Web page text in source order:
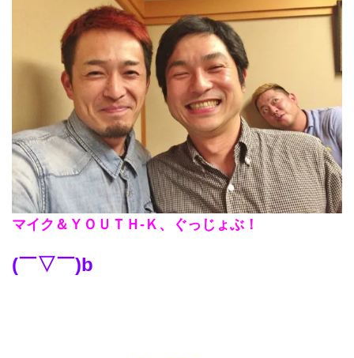
マイク＆ＹＯＵＴＨ-Ｋ、ぐっじょぶ！
(￣▽￣)b